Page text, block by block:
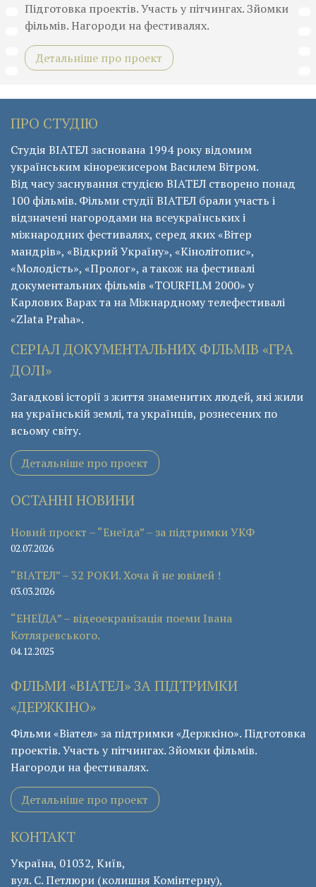
Підготовка проектів. Участь у пітчингах. Зйомки
фільмів. Нагороди на фестивалях.
Детальніше про проект
ПРО СТУДІЮ
Студія ВІАТЕЛ заснована 1994 року відомим
українським кінорежисером Василем Вітром.
Від часу заснування студією ВІАТЕЛ створено понад
100 фільмів. Фільми студії ВІАТЕЛ брали участь і
відзначені нагородами на всеукраїнських і
міжнародних фестивалях, серед яких «Вітер
мандрів», «Відкрий Україну», «Кінолітопис»,
«Молодість», «Пролог», а також на фестивалі
документальних фільмів «ТОURFILM 2000» у
Карлових Варах та на Міжнардному телефестивалі
«Zlata Praha».
СЕРІАЛ ДОКУМЕНТАЛЬНИХ ФІЛЬМІВ «ГРА
ДОЛІ»
Загадкові історії з життя знаменитих людей, які жили
на українській землі, та українців, рознесених по
всьому світу.
Детальніше про проект
ОСТАННІ НОВИНИ
Новий проєкт – “Енеїда” – за підтримки УКФ
02.07.2026
“ВІАТЕЛ” – 32 РОКИ. Хоча й не ювілей !
03.03.2026
“ЕНЕЇДА” – відеоекранізація поеми Івана
Котляревського.
04.12.2025
ФІЛЬМИ «ВІАТЕЛ» ЗА ПІДТРИМКИ
«ДЕРЖКІНО»
Фільми «Віател» за підтримки «Держкіно». Підготовка
проектів. Участь у пітчингах. Зйомки фільмів.
Нагороди на фестивалях.
Детальніше про проект
КОНТАКТ
Україна, 01032, Київ,
вул. С. Петлюри (колишня Комінтерну),